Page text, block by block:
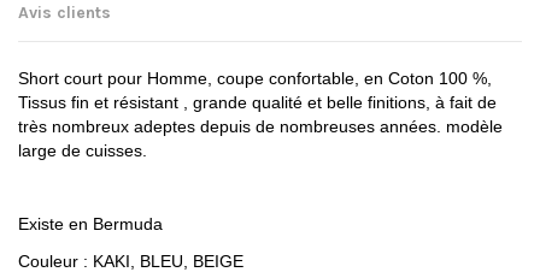
Avis clients
Short court pour Homme, coupe confortable, en Coton 100 %,
Tissus fin et résistant , grande qualité et belle finitions, à fait de
très nombreux adeptes depuis de nombreuses années. modèle
large de cuisses.
Existe en Bermuda
Couleur : KAKI, BLEU, BEIGE